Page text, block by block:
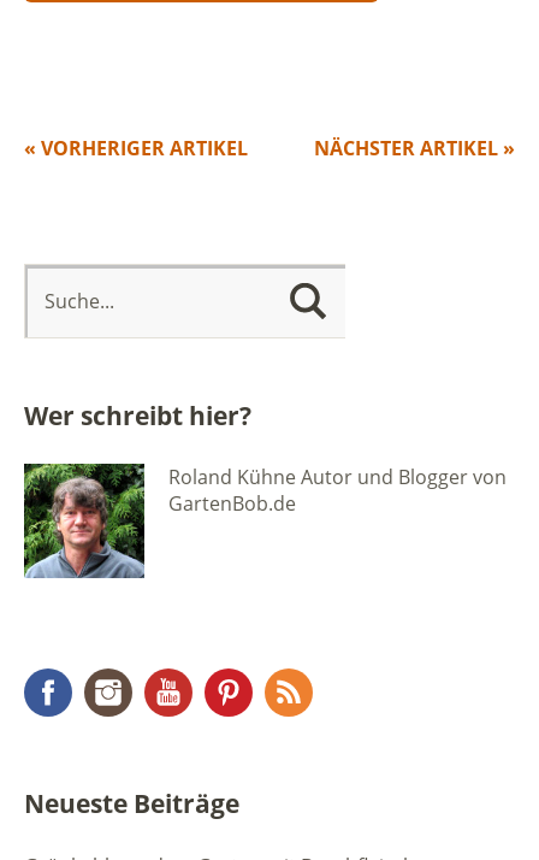
NÄCHSTER ARTIKEL »
« VORHERIGER ARTIKEL
Wer schreibt hier?
Roland Kühne Autor und Blogger von
GartenBob.de
FacebookInstagramYouTubePinterest
Neueste Beiträge